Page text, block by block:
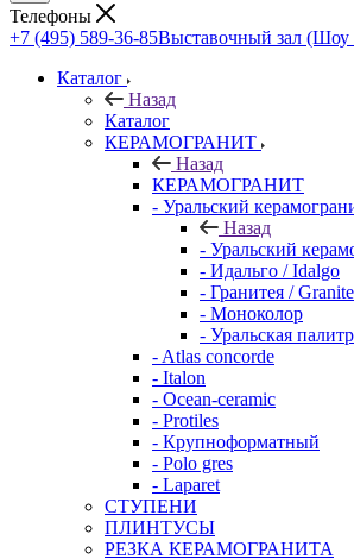
Телефоны
+7 (495) 589-36-85Выставочный зал (Шоу
Каталог
Назад
Каталог
КЕРАМОГРАНИТ
Назад
КЕРАМОГРАНИТ
- Уральский
Назад
- Уральский
- Идальго / Idalgo
- Гранитея /
- Моноколор
- Уральская
- Atlas concorde
- Italon
- Ocean-ceramic
- Protiles
- Крупноформатный
- Polo gres
- Laparet
СТУПЕНИ
ПЛИНТУСЫ
РЕЗКА КЕРАМОГРАНИТА